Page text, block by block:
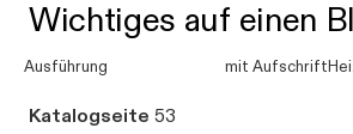
Wichtiges auf einen
Ausführung mit
Katalogseite 53